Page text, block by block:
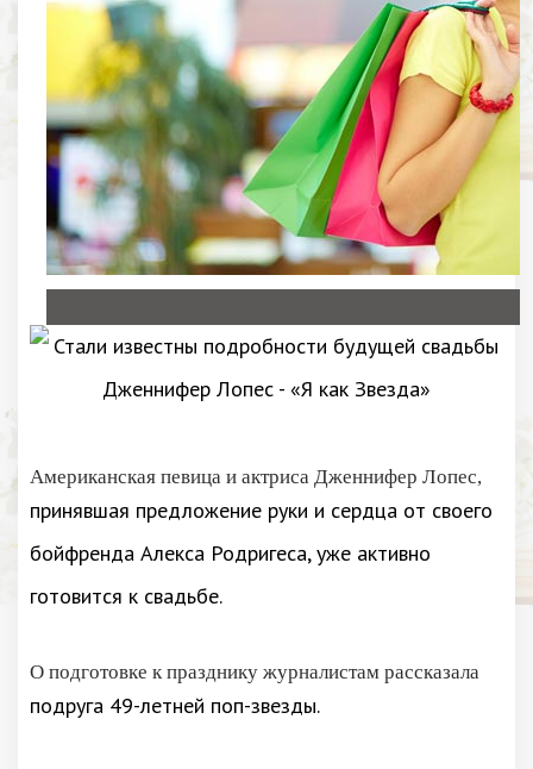
Американская певица и актриса Дженнифер Лопес,
принявшая предложение руки и сердца от своего
бойфренда Алекса Родригеса, уже активно
готовится к свадьбе.
О подготовке к празднику журналистам рассказала
подруга 49-летней поп-звезды.